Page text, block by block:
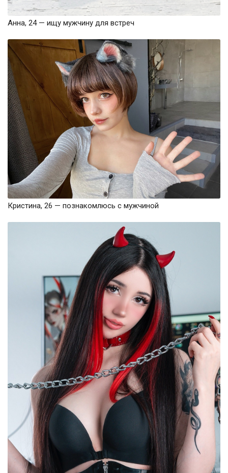
Анна, 24 — ищу мужчину для встреч
Кристина, 26 — познакомлюсь с мужчиной